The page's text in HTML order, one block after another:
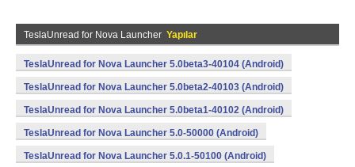
TeslaUnread for Nova Launcher Yapılar
TeslaUnread for Nova Launcher 5.0beta3-40104 (Android)
TeslaUnread for Nova Launcher 5.0beta2-40103 (Android)
TeslaUnread for Nova Launcher 5.0beta1-40102 (Android)
TeslaUnread for Nova Launcher 5.0-50000 (Android)
TeslaUnread for Nova Launcher 5.0.1-50100 (Android)